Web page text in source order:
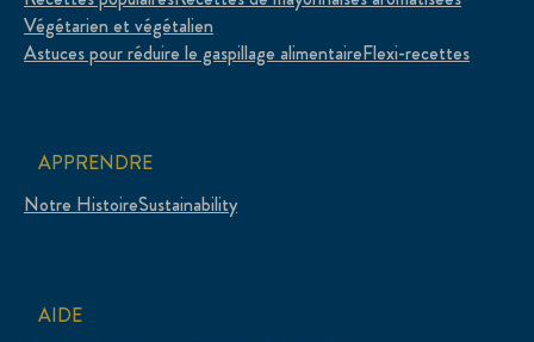
Végétarien et végétalien
Astuces pour réduire le gaspillage alimentaireFlexi-recettes
APPRENDRE
Notre HistoireSustainability
AIDE